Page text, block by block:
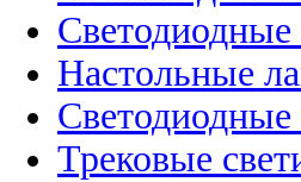
Настольные
Трековые